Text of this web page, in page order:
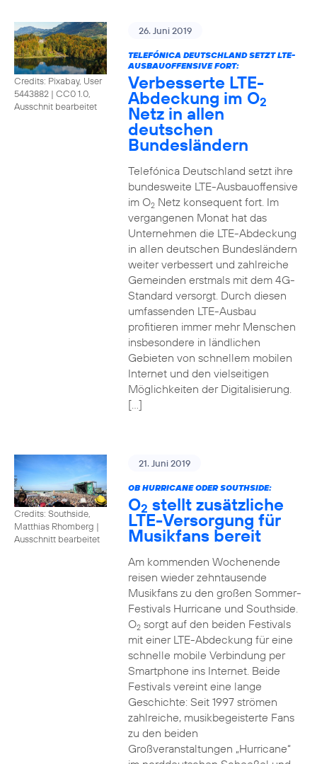
Credits: Pixabay, User
5443882 | CC0 1.0,
Ausschnit bearbeitet
26. Juni 2019
TELEFÓNICA DEUTSCHLAND SETZT LTE-
AUSBAUOFFENSIVE FORT:
Verbesserte LTE-
Abdeckung im O2
Netz in allen
deutschen
Bundesländern
Telefónica Deutschland setzt ihre
bundesweite LTE-Ausbauoffensive
im O2Netz konsequent fort. Im
vergangenen Monat hat das
Unternehmen die LTE-Abdeckung
in allen deutschen Bundesländern
weiter verbessert und zahlreiche
Gemeinden erstmals mit dem 4G-
Standard versorgt. Durch diesen
umfassenden LTE-Ausbau
profitieren immer mehr Menschen
insbesondere in ländlichen
Gebieten von schnellem mobilen
Internet und den vielseitigen
Möglichkeiten der Digitalisierung.
[…]
Credits: Southside,
Matthias Rhomberg |
Ausschnitt bearbeitet
21. Juni 2019
OB HURRICANE ODER SOUTHSIDE:
O2 stellt zusätzliche
LTE-Versorgung für
Musikfans bereit
Am kommenden Wochenende
reisen wieder zehntausende
Musikfans zu den großen Sommer-
Festivals Hurricane und Southside.
O2sorgt auf den beiden Festivals
mit einer LTE-Abdeckung für eine
schnelle mobile Verbindung per
Smartphone ins Internet. Beide
Festivals vereint eine lange
Geschichte: Seit 1997 strömen
zahlreiche, musikbegeisterte Fans
zu den beiden
Großveranstaltungen „Hurricane“